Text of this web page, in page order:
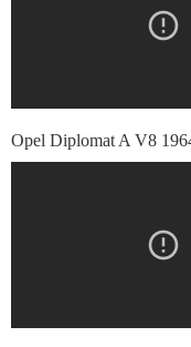
Opel Diplomat A V8